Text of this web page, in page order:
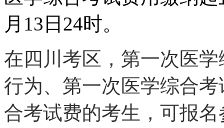
月13日24时。
在四川考区，第一次医
行为、第一次医学综合
合考试费的考生，可报